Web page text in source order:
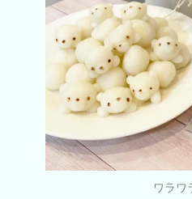
ワラワ